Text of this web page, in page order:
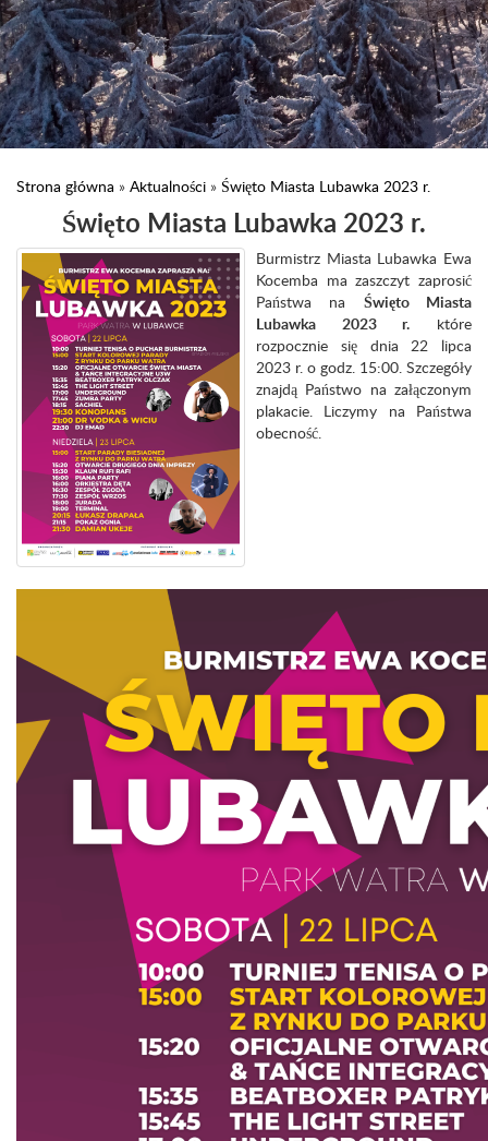
Strona główna » Aktualności » Święto Miasta Lubawka 2023 r.
Święto Miasta Lubawka 2023 r.
Burmistrz Miasta Lubawka Ewa
Kocemba ma zaszczyt zaprosić
Państwa na Święto Miasta
Lubawka 2023 r. które
rozpocznie się dnia 22 lipca
2023 r. o godz. 15:00. Szczegóły
znajdą Państwo na załączonym
plakacie. Liczymy na Państwa
obecność.